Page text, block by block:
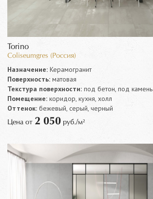
Torino
Coliseumgres (Россия)
Назначение: Керамогранит
Поверхность: матовая
Текстура поверхности: под бетон, под камень
Помещение: коридор, кухня, холл
Оттенок: бежевый, серый, черный
Цена от 2 050 руб./м²